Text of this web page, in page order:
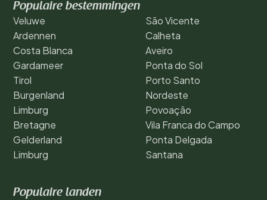
Populaire bestemmingen
Veluwe
Ardennen
Costa Blanca
Gardameer
Tirol
Burgenland
Limburg
Bretagne
Gelderland
Limburg
São Vicente
Calheta
Aveiro
Ponta do Sol
Porto Santo
Nordeste
Povoação
Vila Franca do Campo
Ponta Delgada
Santana
Populaire landen